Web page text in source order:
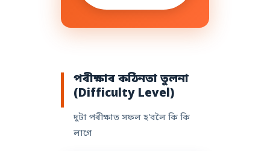
পৰীক্ষাৰ কঠিনতা তুলনা
(Difficulty Level)
দুটা পৰীক্ষাত সফল হ'বলৈ কি কি
লাগে